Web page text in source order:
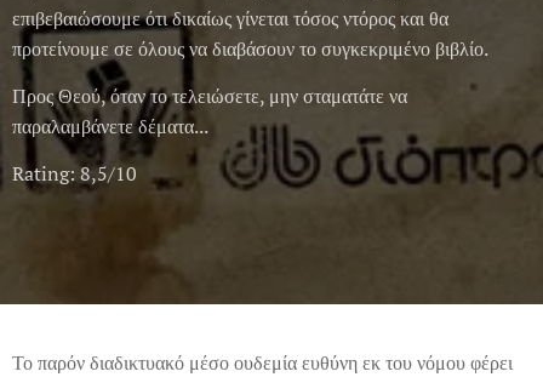
επιβεβαιώσουμε ότι δικαίως γίνεται τόσος ντόρος και θα
προτείνουμε σε όλους να διαβάσουν το συγκεκριμένο βιβλίο.
Προς Θεού, όταν το τελειώσετε, μην σταματάτε να
παραλαμβάνετε δέματα...
Rating: 8,5/10
Το παρόν διαδικτυακό μέσο ουδεμία ευθύνη εκ του νόμου φέρει